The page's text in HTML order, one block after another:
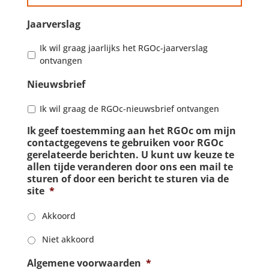
Jaarverslag
Ik wil graag jaarlijks het RGOc-jaarverslag
ontvangen
Nieuwsbrief
Ik wil graag de RGOc-nieuwsbrief ontvangen
Ik geef toestemming aan het RGOc om mijn
contactgegevens te gebruiken voor RGOc
gerelateerde berichten. U kunt uw keuze te
allen tijde veranderen door ons een mail te
sturen of door een bericht te sturen via de
site *
Akkoord
Niet akkoord
Algemene voorwaarden *